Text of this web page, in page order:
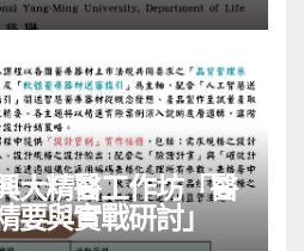
大精醫工作坊「醫
要與實戰研討」